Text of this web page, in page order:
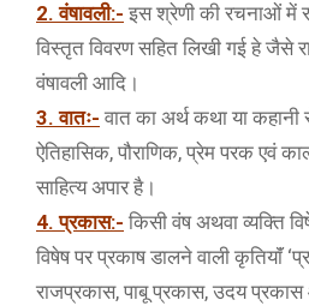
2. वंषावली:- इस श्रेणी की रचनाओं में
विस्तृत विवरण सहित लिखी गई हे जैसे
वंषावली आदि।
3. वातः- वात का अर्थ कथा या
ऐतिहासिक, पौराणिक, प्रेम परक एवं
साहित्य अपार है।
4. प्रकास:- किसी वंष अथवा व्यक्ति
विषेष पर प्रकाष डालने वाली कृतियाॅं
राजप्रकास, पाबू प्रकास, उदय